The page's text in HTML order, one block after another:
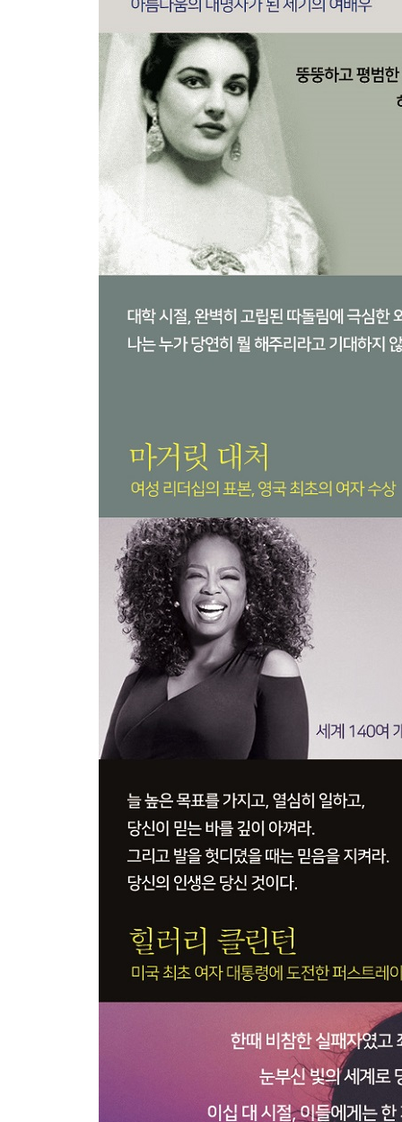
클레오파트라의 재테크
강한 의지의 힘
인문학 독서로 무장하라
PART 6 가장 아름다운 결정
두 가지 길
불멸의 존재가 되다
“나는 최초의 여자 알렉산더가 될 테니까 ”
｜역사노트｜ 클레오파트라 이야기